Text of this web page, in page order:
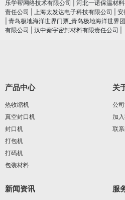
乐学帮网络技术有限公司
河北一诺保温材
责任公司
上海太发达电子科技有限公司
安
青岛极地海洋世界门票_青岛极地海洋世界
有限公司
汉中秦宇密封材料有限责任公司
产品中心
热收缩机
真空封口机
封口机
打包机
打码机
包装材料
关
公
加
联
新闻资讯 服